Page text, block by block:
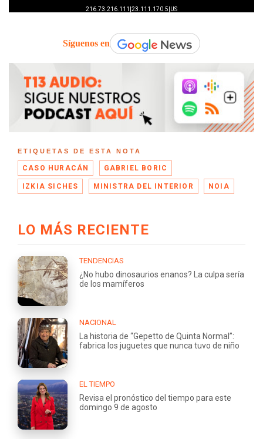
Síguenos en
ETIQUETAS DE ESTA NOTA
CASO HURACÁN GABRIEL BORIC
IZKIA SICHES MINISTRA DEL INTERIOR NOIA
LO MÁS RECIENTE
TENDENCIAS
¿No hubo dinosaurios enanos? La culpa sería
de los mamíferos
NACIONAL
La historia de “Gepetto de Quinta Normal”:
fabrica los juguetes que nunca tuvo de niño
EL TIEMPO
Revisa el pronóstico del tiempo para este
domingo 9 de agosto